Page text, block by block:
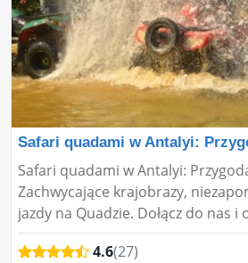
Safari quadami w Antalyi:
Safari quadami w Antalyi:
Zachwycające krajobrazy,
jazdy na Quadzie. Dołącz do nas
w zabawny i ekscytujący sposób....
4.6(27)